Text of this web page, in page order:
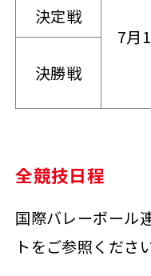
決定戦
7月
決勝戦
全競技日程
国際バレーボール
トをご参照ください